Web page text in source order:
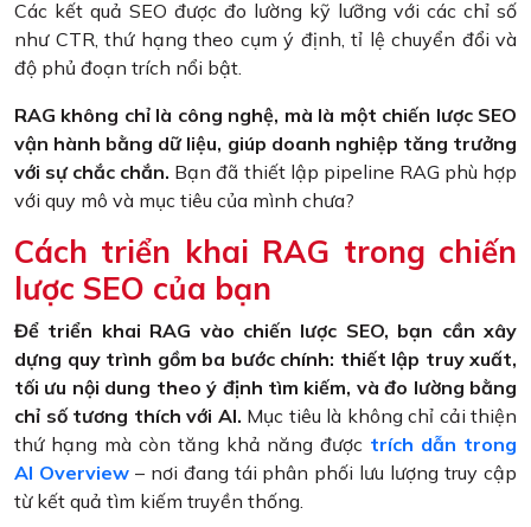
Các kết quả SEO được đo lường kỹ lưỡng với các chỉ số
như CTR, thứ hạng theo cụm ý định, tỉ lệ chuyển đổi và
độ phủ đoạn trích nổi bật.
RAG không chỉ là công nghệ, mà là một chiến lược SEO
vận hành bằng dữ liệu, giúp doanh nghiệp tăng trưởng
với sự chắc chắn. Bạn đã thiết lập pipeline RAG phù hợp
với quy mô và mục tiêu của mình chưa?
Cách triển khai RAG trong chiến
lược SEO của bạn
Để triển khai RAG vào chiến lược SEO, bạn cần xây
dựng quy trình gồm ba bước chính: thiết lập truy xuất,
tối ưu nội dung theo ý định tìm kiếm, và đo lường bằng
chỉ số tương thích với AI. Mục tiêu là không chỉ cải thiện
thứ hạng mà còn tăng khả năng được trích dẫn trong
AI Overview– nơi đang tái phân phối lưu lượng truy cập
từ kết quả tìm kiếm truyền thống.